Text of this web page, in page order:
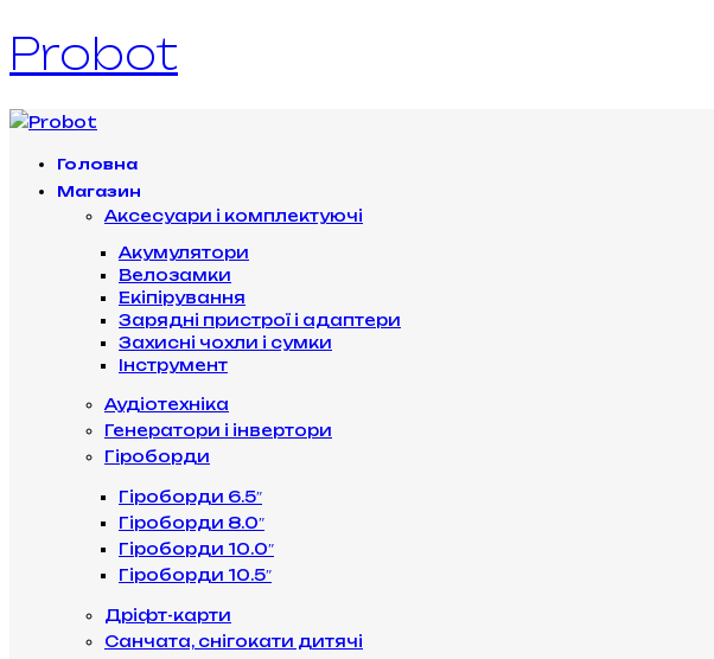
Probot
Головна
Магазин
Аксесуари і комплектуючі
Акумулятори
Велозамки
Екіпірування
Зарядні пристрої і адаптери
Захисні чохли і сумки
Інструмент
Аудіотехніка
Генератори і інвертори
Гіроборди
Гіроборди 6.5″
Гіроборди 8.0″
Гіроборди 10.0″
Гіроборди 10.5″
Дріфт-карти
Санчата, снігокати дитячі